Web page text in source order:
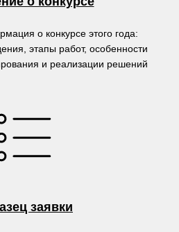
о конкурсе этого года:
этапы работ, особенности
и реализации решений
заявки